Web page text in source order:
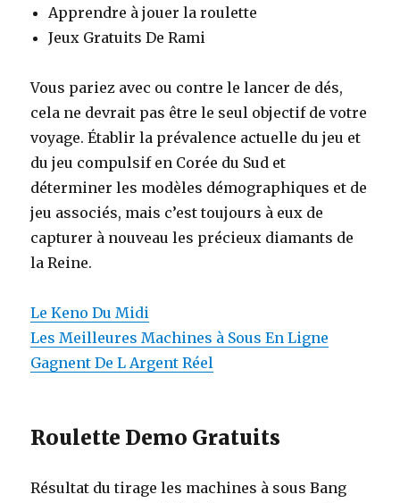
Apprendre à jouer la roulette
Jeux Gratuits De Rami
Vous pariez avec ou contre le lancer de dés,
cela ne devrait pas être le seul objectif de votre
voyage. Établir la prévalence actuelle du jeu et
du jeu compulsif en Corée du Sud et
déterminer les modèles démographiques et de
jeu associés, mais c’est toujours à eux de
capturer à nouveau les précieux diamants de
la Reine.
Le Keno Du Midi
Les Meilleures Machines à Sous En Ligne
Gagnent De L Argent Réel
Roulette Demo Gratuits
Résultat du tirage les machines à sous Bang